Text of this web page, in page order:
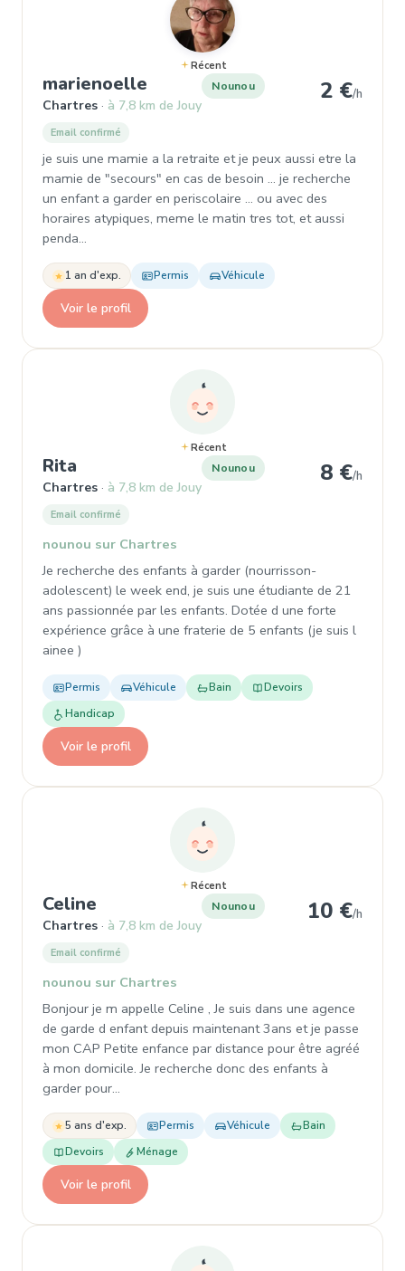
Récent
marienoelle , Nounou à Chartres
Chartres à 7,8 km de Jouy
Nounou 2 €/h
Email confirmé
je suis une mamie a la retraite et je peux aussi etre la
mamie de "secours" en cas de besoin ... je recherche
un enfant a garder en periscolaire ... ou avec des
horaires atypiques, meme le matin tres tot, et aussi
penda…
1 an d'exp. Permis Véhicule
Voir le profil
Récent
Rita , Nounou à Chartres
Chartres à 7,8 km de Jouy
Nounou 8 €/h
Email confirmé
nounou sur Chartres
Je recherche des enfants à garder (nourrisson-
adolescent) le week end, je suis une étudiante de 21
ans passionnée par les enfants. Dotée d une forte
expérience grâce à une fraterie de 5 enfants (je suis l
ainee )
Permis Véhicule Bain
Devoirs
Handicap
Voir le profil
Récent
Celine , Nounou à Chartres
Chartres à 7,8 km de Jouy
Nounou 10 €/h
Email confirmé
nounou sur Chartres
Bonjour je m appelle Celine , Je suis dans une agence
de garde d enfant depuis maintenant 3ans et je passe
mon CAP Petite enfance par distance pour être agréé
à mon domicile. Je recherche donc des enfants à
garder pour…
5 ans d'exp. Permis Véhicule
Bain
Devoirs
Ménage
Voir le profil